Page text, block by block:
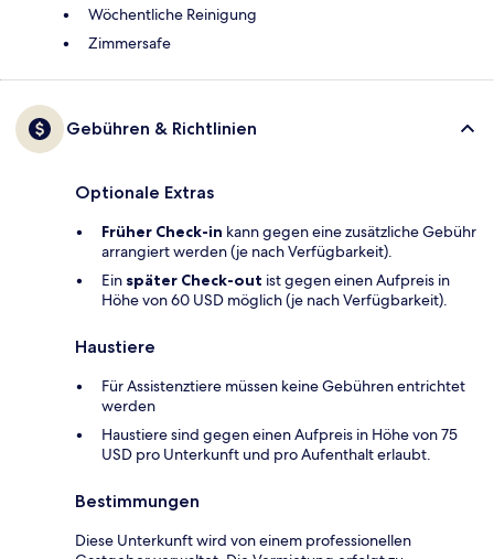
Wöchentliche Reinigung
Zimmersafe
Gebühren & Richtlinien
Optionale Extras
Früher Check-in kann gegen eine zusätzliche Gebühr
arrangiert werden (je nach Verfügbarkeit).
Ein später Check-out ist gegen einen Aufpreis in
Höhe von 60 USD möglich (je nach Verfügbarkeit).
Haustiere
Für Assistenztiere müssen keine Gebühren entrichtet
werden
Haustiere sind gegen einen Aufpreis in Höhe von 75
USD pro Unterkunft und pro Aufenthalt erlaubt.
Bestimmungen
Diese Unterkunft wird von einem professionellen